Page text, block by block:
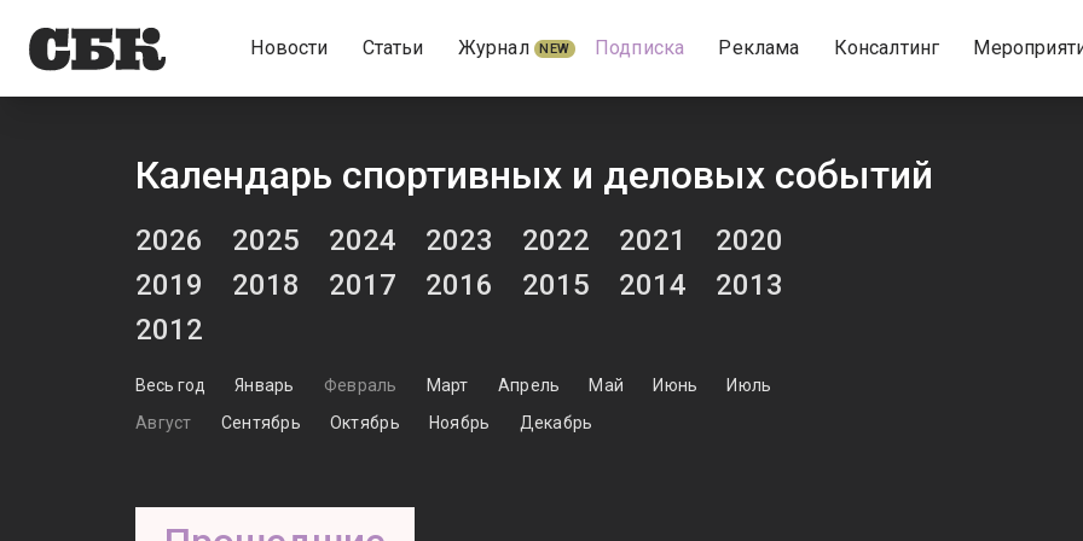
Новости Статьи Журнал NEW Подписка Реклама Консалтинг
Календарь спортивных и деловых событий
2026 2025 2024 2023 2022 2021
2020
2019
2018 2017 2016 2015 2014
2013
2012
Весь год Январь Февраль Март Апрель Май Июнь
Июль
Август
Сентябрь Октябрь Ноябрь Декабрь